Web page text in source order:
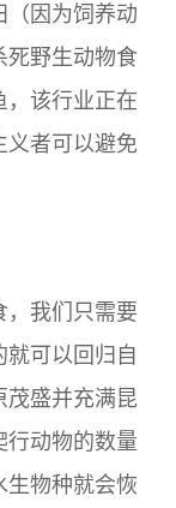
（因为饲养动
死野生动物食
，该行业正在
义者可以避免
，我们只需要
就可以回归自
茂盛并充满昆
行动物的数量
生物种就会恢